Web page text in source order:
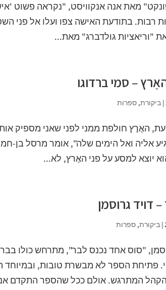
מאת אנה אנקוויסט, "נקראה פשוט
רבות. בתודעת האישה צפו ועלו אל פני
"וריאציות גולדברג" מאת...
– סמי ברדוגו
|ביקורת,ספרות
האֶרֶץ חולפת ממני לפני שאני מספיק
אליה ואל הימים שלה", אומר מרסל בן-
יוצא למסע על פני האֶרץ, לא...
דויד גרוסמן
|ביקורת,ספרות
"סוס אחד נכנס לבר", מתרחש כולו בבר
פתיחת הספר לא מבשרת טובות, ובמיוחד
הקהל המתרגש. אולם ככל שהספר התקדם